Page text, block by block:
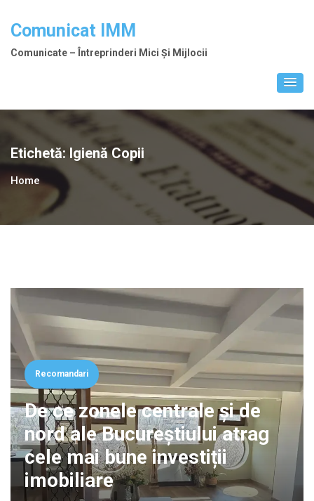
Comunicat IMM
Comunicate – Întreprinderi Mici Și Mijlocii
Etichetă: Igienă Copii
Home
Recomandari
De ce zonele centrale și de
nord ale Bucureștiului atrag
cele mai bune investiții
imobiliare